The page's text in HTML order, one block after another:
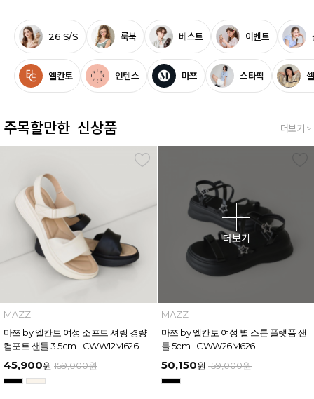
26 S/S 룩북 베스트 이벤트
엘칸토 인텐스 마쯔 스타픽
주목할만한 신상품 더보기 >
MAZZ
마쯔 by 엘칸토 여성 크로스 어퍼 스티
치 다운 캐주얼 샌들 6.5cm LCWW70
M626
45,900원 159,000원
INTENSE
인텐스 by 엘칸토 남성 사이드 컷팅 투
웨이 샌들 2.5cm LCMW49I626
45,900원159,000원